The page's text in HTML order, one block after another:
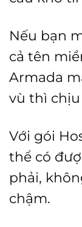
Nếu bạn
cả tên
Armada
vù thì
Với gói
thể có
phải,
chậm.